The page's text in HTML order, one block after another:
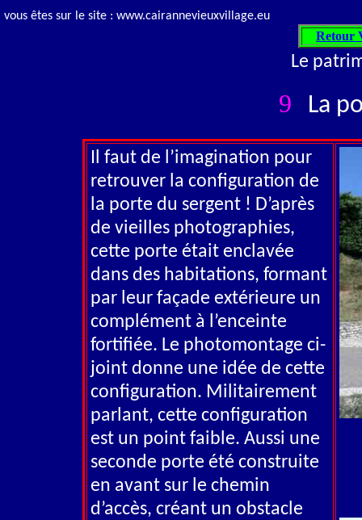
vous êtes sur le site : www.cairannevieuxvillage.eu
Retour
Le
9 La
Il faut de l’imagination pour
retrouver la configuration de
la porte du sergent ! D’après
de vieilles photographies,
cette porte était enclavée
dans des habitations, formant
par leur façade extérieure un
complément à l’enceinte
fortifiée. Le photomontage ci-
joint donne une idée de cette
configuration. Militairement
parlant, cette configuration
est un point faible. Aussi une
seconde porte été construite
en avant sur le chemin
d’accès, créant un obstacle